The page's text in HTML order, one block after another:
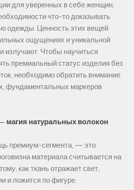
для уверенных в себе женщин,
что-то доказывать
одежды. Ценность этих вещей
ощущениях и уникальной
излучают. Чтобы научиться
премиальный статус изделия без
необходимо обратить внимание
фундаментальных маркеров
магия натуральных волокон
премиум-сегмента, — это
материала считывается на
как ткань отражает свет,
и ложится по фигуре.